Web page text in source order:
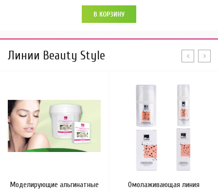
В КОРЗИНУ
Линии Beauty Style
Моделирующие альгинатные
Омолаживающая линия